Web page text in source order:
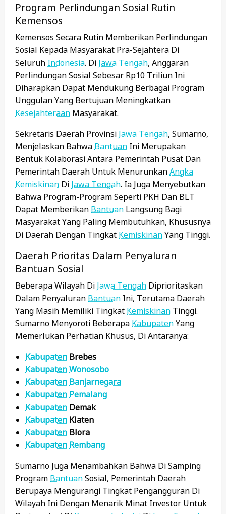
Program Perlindungan Sosial Rutin
Kemensos
Kemensos Secara Rutin Memberikan Perlindungan
Sosial Kepada Masyarakat Pra-Sejahtera Di
Seluruh Indonesia. Di Jawa Tengah, Anggaran
Perlindungan Sosial Sebesar Rp10 Triliun Ini
Diharapkan Dapat Mendukung Berbagai Program
Unggulan Yang Bertujuan Meningkatkan
Kesejahteraan Masyarakat.
Sekretaris Daerah Provinsi Jawa Tengah, Sumarno,
Menjelaskan Bahwa Bantuan Ini Merupakan
Bentuk Kolaborasi Antara Pemerintah Pusat Dan
Pemerintah Daerah Untuk MenurunkanAngka
Kemiskinan Di Jawa Tengah. Ia Juga Menyebutkan
Bahwa Program-Program Seperti PKH Dan BLT
Dapat Memberikan Bantuan Langsung Bagi
Masyarakat Yang Paling Membutuhkan, Khususnya
Di Daerah Dengan Tingkat KemiskinanYang Tinggi.
Daerah Prioritas Dalam Penyaluran
Bantuan Sosial
Beberapa Wilayah Di Jawa Tengah Diprioritaskan
Dalam Penyaluran Bantuan Ini, Terutama Daerah
Yang Masih Memiliki Tingkat Kemiskinan Tinggi.
Sumarno Menyoroti Beberapa KabupatenYang
Memerlukan Perhatian Khusus, Di Antaranya:
Kabupaten Brebes
KabupatenWonosobo
Kabupaten Banjarnegara
Kabupaten Pemalang
Kabupaten Demak
Kabupaten Klaten
Kabupaten Blora
Kabupaten Rembang
Sumarno Juga Menambahkan Bahwa Di Samping
Program BantuanSosial, Pemerintah Daerah
Berupaya Mengurangi Tingkat Pengangguran Di
Wilayah Ini Dengan Menarik Minat Investor Untuk